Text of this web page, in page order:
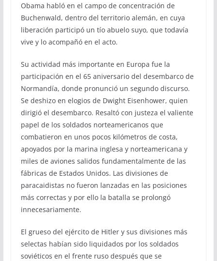
Obama habló en el campo de concentración de
Buchenwald, dentro del territorio alemán, en cuya
liberación participó un tío abuelo suyo, que todavía
vive y lo acompañó en el acto.
Su actividad más importante en Europa fue la
participación en el 65 aniversario del desembarco de
Normandía, donde pronunció un segundo discurso.
Se deshizo en elogios de Dwight Eisenhower, quien
dirigió el desembarco. Resaltó con justeza el valiente
papel de los soldados norteamericanos que
combatieron en unos pocos kilómetros de costa,
apoyados por la marina inglesa y norteamericana y
miles de aviones salidos fundamentalmente de las
fábricas de Estados Unidos. Las divisiones de
paracaidistas no fueron lanzadas en las posiciones
más correctas y por ello la batalla se prolongó
innecesariamente.
El grueso del ejército de Hitler y sus divisiones más
selectas habían sido liquidados por los soldados
soviéticos en el frente ruso después que se